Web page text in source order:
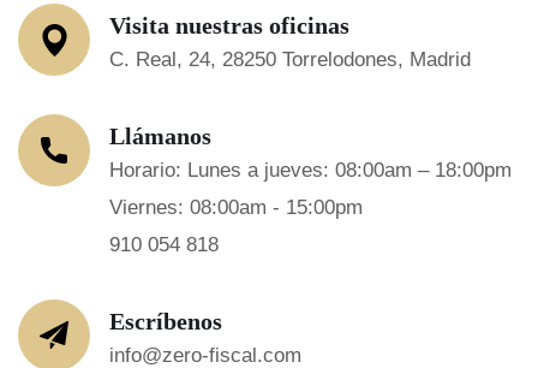
Visita nuestras oficinas
C. Real, 24, 28250 Torrelodones, Madrid
Llámanos
Horario: Lunes a jueves: 08:00am – 18:00pm
Viernes: 08:00am - 15:00pm
910 054 818
Escríbenos
info@zero-fiscal.com